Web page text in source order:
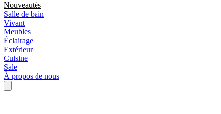
Nouveautés
Salle de bain
Vivant
Meubles
Éclairage
Extérieur
Cuisine
Sale
À propos de nous